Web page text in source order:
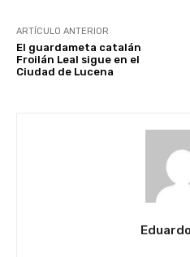
ARTÍCULO ANTERIOR
El guardameta catalán
Froilán Leal sigue en el
Ciudad de Lucena